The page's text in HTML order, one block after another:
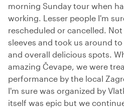
morning Sunday tour when
working. Lesser people I'm
rescheduled or cancelled.
sleeves and took us around
and overall delicious spots.
amazing Čevape, we were
performance by the local
I'm sure was organized by
itself was epic but we